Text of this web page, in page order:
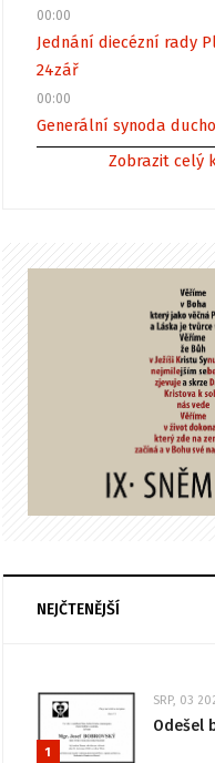
00:00
Jednání diecézní rady
24zář
00:00
Generální synoda
Zobrazit celý
NEJČTENĚJŠÍ
1
SRP, 03
Odešel